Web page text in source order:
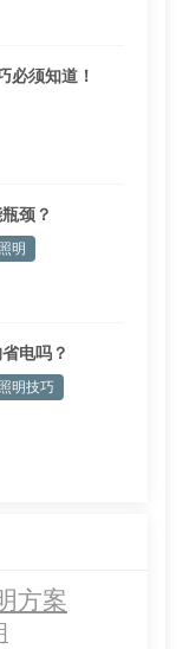
必须知道！
颈？
明
电吗？
明技巧
方案